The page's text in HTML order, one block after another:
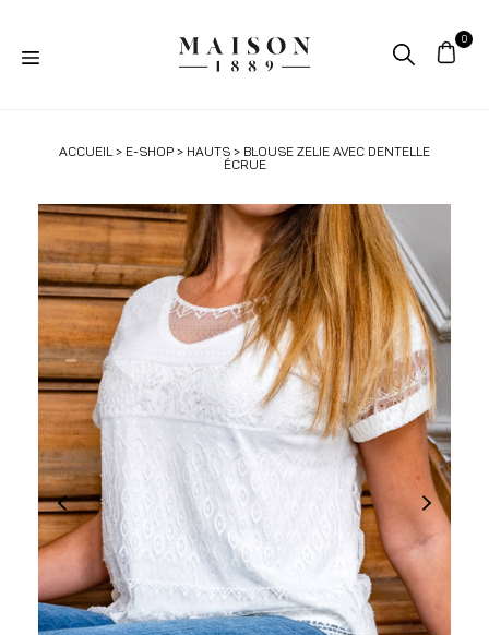
ACCUEIL> E-SHOP > HAUTS > BLOUSE ZELIE AVEC DENTELLE
ÉCRUE